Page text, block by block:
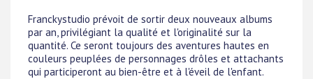
Franckystudio prévoit de sortir deux nouveaux albums
par an, privilégiant la qualité et l'originalité sur la
quantité. Ce seront toujours des aventures hautes en
couleurs peuplées de personnages drôles et attachants
qui participeront au bien-être et à l'éveil de l'enfant.